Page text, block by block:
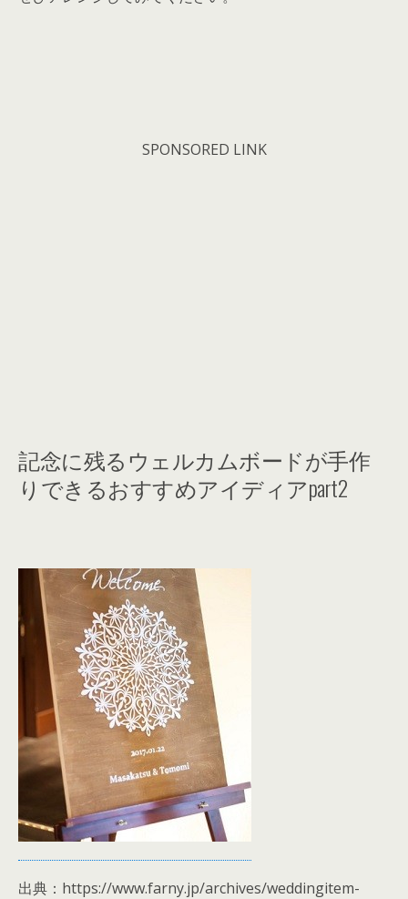
SPONSORED LINK
記念に残るウェルカムボードが手作
りできるおすすめアイディアpart2
出典：https://www.farny.jp/archives/weddingitem-